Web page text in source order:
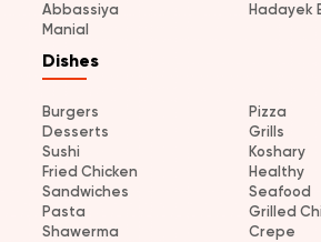
Abbassiya
Hadayek
Manial
Dishes
Burgers
Pizza
Desserts
Grills
Sushi
Koshary
Fried Chicken
Healthy
Sandwiches
Seafood
Pasta
Grilled
Shawerma
Crepe